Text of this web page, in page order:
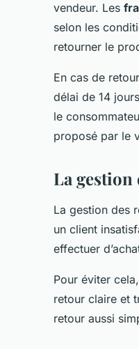
vendeur. Les
selon les
retourner le
En cas de
délai de 14
le
proposé par le
La
La gestion des
un client
effectuer
Pour éviter
retour claire et
retour aussi